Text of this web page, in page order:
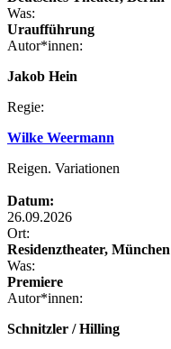
Was:
Uraufführung
Autor*innen:
Jakob Hein
Regie:
Wilke Weermann
Reigen. Variationen
Datum:
26.09.2026
Ort:
Residenztheater, München
Was:
Premiere
Autor*innen:
Schnitzler / Hilling